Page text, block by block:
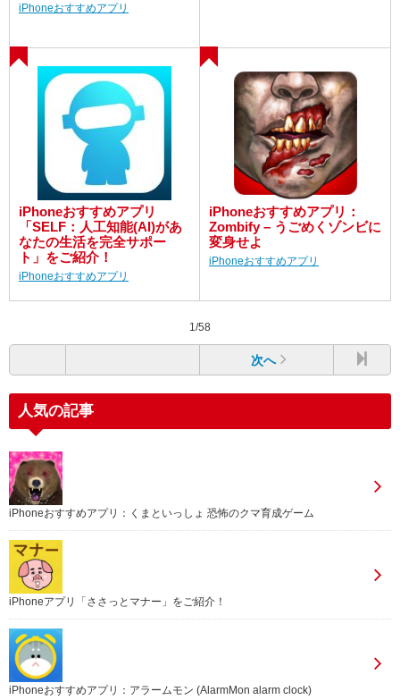
iPhoneおすすめアプリ
iPhoneおすすめアプリ
「SELF：人工知能(AI)があ
なたの生活を完全サポー
ト」をご紹介！
iPhoneおすすめアプリ
iPhoneおすすめアプリ：
Zombify – うごめくゾンビに
変身せよ
iPhoneおすすめアプリ
1/58
次へ
人気の記事
iPhoneおすすめアプリ：くまといっしょ 恐怖のクマ育成ゲーム
iPhoneアプリ「ささっとマナー」をご紹介！
iPhoneおすすめアプリ：アラームモン (AlarmMon alarm clock)